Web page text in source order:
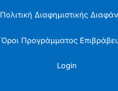
Πολιτική Διαφημιστικής
Όροι Προγράμματος
Login